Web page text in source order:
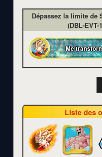
Dépassez la limite de
(DBL-
Me
Liste des